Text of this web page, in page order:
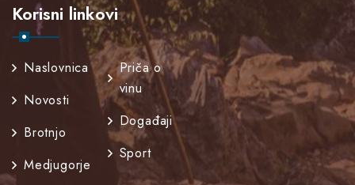
Korisni linkovi
Naslovnica
Novosti
Brotnjo
Medjugorje
Priča o
vinu
Događaji
Sport